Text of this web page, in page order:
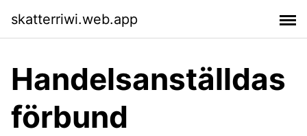
skatterriwi.web.app
Handelsanställdas
förbund